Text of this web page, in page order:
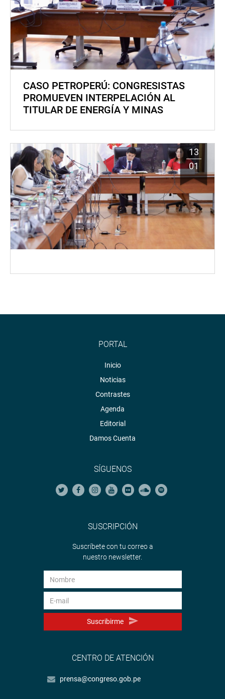
CASO PETROPERÚ: CONGRESISTAS
PROMUEVEN INTERPELACIÓN AL
TITULAR DE ENERGÍA Y MINAS
13
01
PORTAL
Inicio
Noticias
Contrastes
Agenda
Editorial
Damos Cuenta
SÍGUENOS
SUSCRIPCIÓN
Suscríbete con tu correo a
nuestro newsletter.
Suscribirme
CENTRO DE ATENCIÓN
prensa@congreso.gob.pe